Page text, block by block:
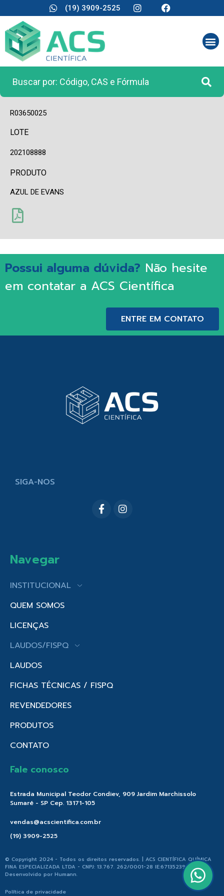
(19) 3909-2525
R03650025
LOTE
202108888
PRODUTO
AZUL DE EVANS
Possui alguma dúvida? Não hesite
em contatar a ACS Científica
ENTRE EM CONTATO
SIGA-NOS
Navegar
INSTITUCIONAL
QUEM SOMOS
LICENÇAS
LAUDOS/FISPQ
LAUDOS
FICHAS TÉCNICAS / FISPQ
REVENDEDORES
PRODUTOS
CONTATO
Fale conosco
Estrada Municipal Teodor Condiev, 909 Jardim Marchissolo
Sumaré - SP Cep. 13171-105
vendas@acscientifica.com.br
(19) 3909-2525
© Copyright 2024 - Todos os direitos reservados. | ACS CIENTÍFICA QUÍMICA
FINA ESPECIALIZADA LTDA - CNPJ: 13.767. 262/0001-28 IE:671352396.176 |
Desenvolvido por Humann.
Política de privacidade